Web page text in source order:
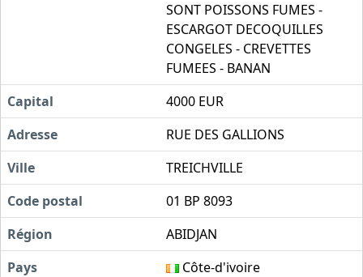
SONT POISSONS FUMES -
ESCARGOT DECOQUILLES
CONGELES - CREVETTES
FUMEES - BANAN
Capital
4000 EUR
Adresse
RUE DES GALLIONS
Ville
TREICHVILLE
Code postal
01 BP 8093
Région
ABIDJAN
Pays
Côte-d'ivoire